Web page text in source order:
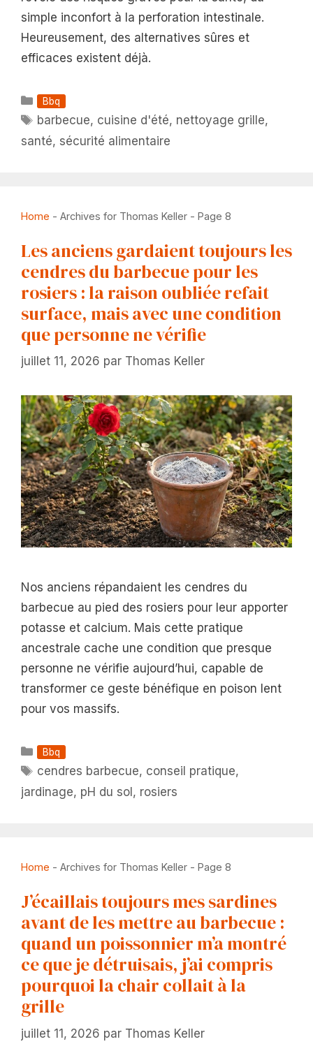
simple inconfort à la perforation intestinale.
Heureusement, des alternatives sûres et
efficaces existent déjà.
Catégories
Bbq
Étiquettes
barbecue, cuisine d'été, nettoyage grille,
santé, sécurité alimentaire
Home - Archives for Thomas Keller - Page 8
Les anciens gardaient toujours les
cendres du barbecue pour les
rosiers : la raison oubliée refait
surface, mais avec une condition
que personne ne vérifie
juillet 11, 2026 par Thomas Keller
Nos anciens répandaient les cendres du
barbecue au pied des rosiers pour leur apporter
potasse et calcium. Mais cette pratique
ancestrale cache une condition que presque
personne ne vérifie aujourd’hui, capable de
transformer ce geste bénéfique en poison lent
pour vos massifs.
Catégories
Bbq
Étiquettes
cendres barbecue, conseil pratique,
jardinage, pH du sol , rosiers
Home - Archives for Thomas Keller - Page 8
J’écaillais toujours mes sardines
avant de les mettre au barbecue :
quand un poissonnier m’a montré
ce que je détruisais, j’ai compris
pourquoi la chair collait à la
grille
juillet 11, 2026 par Thomas Keller